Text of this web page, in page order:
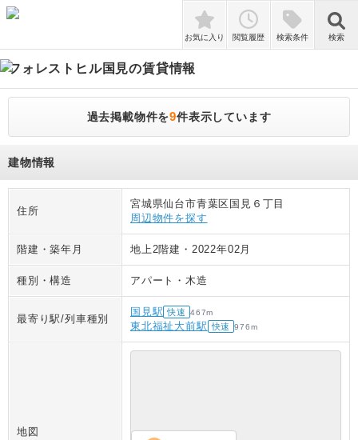
検索
お気に入り 閲覧履歴 検索条件 検索
フォレストヒル国見の賃貸情報
過去掲載物件を9件表示しています
建物情報
住所
宮城県仙台市青葉区国見６丁目
周辺物件を探す
階建・築年月 地上2階建 ・ 2022年02月
種別・構造 アパート ・木造
最寄り駅/列車種別
国見駅 快速 467m
東北福祉大前駅 快速 976m
地図